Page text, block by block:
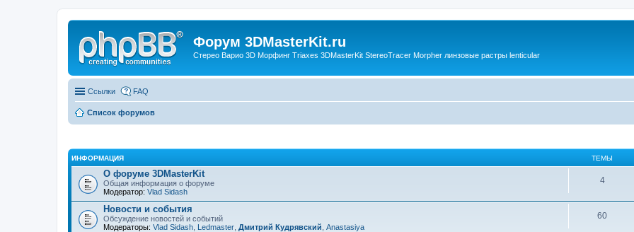
Форум 3DMasterKit.ru
Стерео Варио 3D Морфинг Triaxes 3DMasterKit StereoTracer Morpher линзовые растры lenticular
Ссылки FAQ
Список форумов
ИНФОРМАЦИЯ ТЕМЫ
О форуме 3DMasterKit
Общая информация о форуме
Модератор: Vlad Sidash
4
Новости и события
Обсуждение новостей и событий
Модераторы: Vlad Sidash Ledmaster Дмитрий Кудрявский Anastasiya
60